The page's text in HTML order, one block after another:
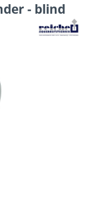
- blind